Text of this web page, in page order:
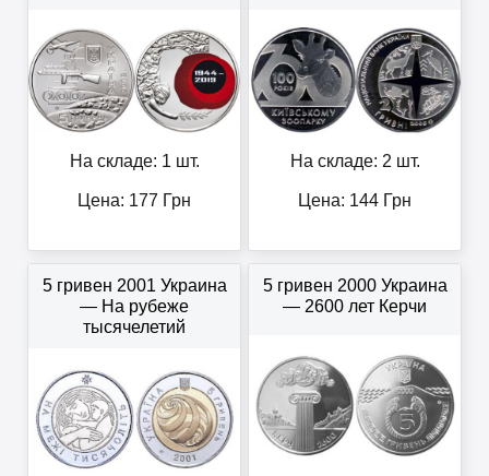
На складе: 1 шт.
Цена: 177 Грн
На складе: 2 шт.
Цена: 144 Грн
5 гривен 2001 Украина
— На рубеже
тысячелетий
5 гривен 2000 Украина
— 2600 лет Керчи